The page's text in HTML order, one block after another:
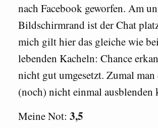
nach Facebook geworfen. Am
Bildschirmrand ist der Chat
mich gilt hier das gleiche wie
lebenden Kacheln: Chance
nicht gut umgesetzt. Zumal man
(noch) nicht einmal ausblenden
Meine Not: 3,5